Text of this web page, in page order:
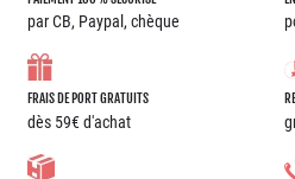
par CB, Paypal, chèque
FRAIS DE PORT GRATUITS
dès 59€ d'achat